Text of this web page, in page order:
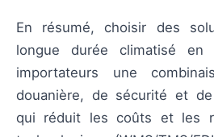
En résumé, choisir des
longue durée climatisé en
importateurs une
douanière, de sécurité et
qui réduit les coûts et les